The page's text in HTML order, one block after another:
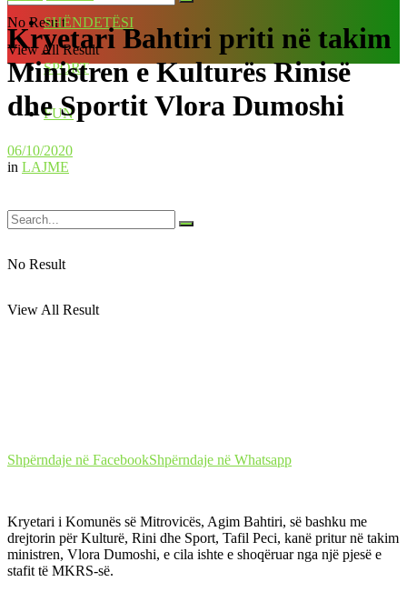
No Result
View All Result
SHËNDETËSI
SPORT
FUN
No Result
View All Result
Kryetari Bahtiri priti në takim
Ministren e Kulturës Rinisë
dhe Sportit Vlora Dumoshi
06/10/2020
in LAJME
Shpërndaje në FacebookShpërndaje në Whatsapp
Kryetari i Komunës së Mitrovicës, Agim Bahtiri, së bashku me
drejtorin për Kulturë, Rini dhe Sport, Tafil Peci, kanë pritur në takim
ministren, Vlora Dumoshi, e cila ishte e shoqëruar nga një pjesë e
stafit të MKRS-së.